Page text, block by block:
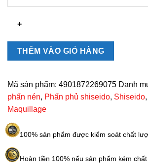
Maquillage
Powdery
UV
số
lượng
THÊM VÀO GIỎ HÀNG
Mã sản phẩm: 4901872269075 Danh
phấn nén, Phấn phủ shiseido, Shiseido,
Maquillage
100% sản phẩm được kiểm soát chất
Hoàn tiền 100% nếu sản phẩm kém